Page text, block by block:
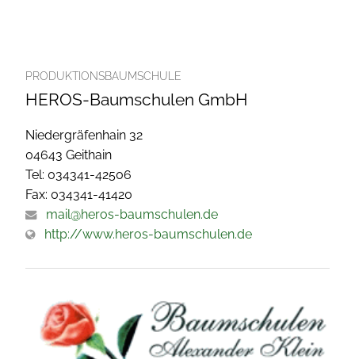
PRODUKTIONSBAUMSCHULE
HEROS-Baumschulen GmbH
Niedergräfenhain 32
04643 Geithain
Tel: 034341-42506
Fax: 034341-41420
mail@heros-baumschulen.de
http://www.heros-baumschulen.de